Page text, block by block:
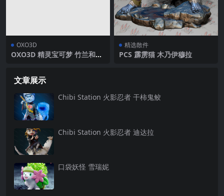
OXO3D
OXO3D 精灵宝可梦 竹兰和圆
精选散件
PCS 霹雳猫 木乃伊穆拉
文章展示
Chibi Station 火影忍者 干柿鬼鲛
Chibi Station 火影忍者 迪达拉
口袋妖怪 雪瑞妮